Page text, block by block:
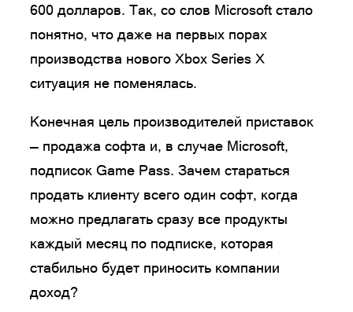
600 долларов. Так, со слов Microsoft стало
понятно, что даже на первых порах
производства нового Xbox Series X
ситуация не поменялась.
Конечная цель производителей приставок
— продажа софта и, в случае Microsoft,
подписок Game Pass. Зачем стараться
продать клиенту всего один софт, когда
можно предлагать сразу все продукты
каждый месяц по подписке, которая
стабильно будет приносить компании
доход?